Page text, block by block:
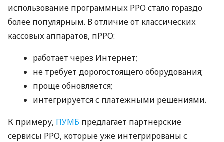
использование программных РРО стало гораздо
более популярным. В отличие от классических
кассовых аппаратов, пРРО:
работает через Интернет;
не требует дорогостоящего оборудования;
проще обновляется;
интегрируется с платежными решениями.
К примеру, ПУМБ предлагает партнерские
сервисы РРО, которые уже интегрированы с